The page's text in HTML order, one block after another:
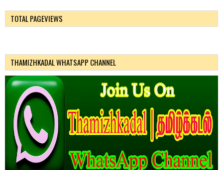
TOTAL PAGEVIEWS
THAMIZHKADAL WHATSAPP CHANNEL